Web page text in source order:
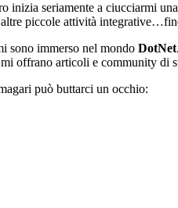
seriamente a ciucciarmi
altre piccole attività
sono immerso nel mondo DotNet
offrano articoli e community di
può buttarci un occhio: